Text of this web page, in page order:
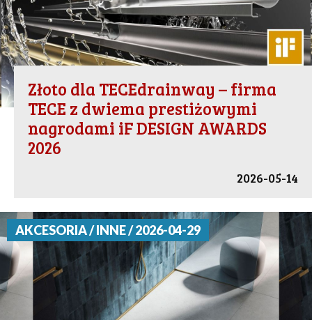
Złoto dla TECEdrainway – firma
TECE z dwiema prestiżowymi
nagrodami iF DESIGN AWARDS
2026
2026-05-14
AKCESORIA / INNE / 2026-04-29